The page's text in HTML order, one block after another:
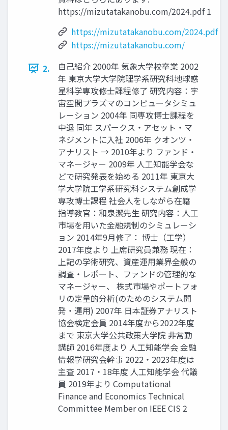
https://mizutatakanobu.com/2024.pdf 1
https://mizutatakanobu.com/2024.pdf
https://mizutatakanobu.com/
2.
自己紹介 2000年 気象大学校卒業 2002
年 東京大学大学院理学系研究科地球惑
星科学専攻修士課程修了 研究内容：宇
宙空間プラズマのコンピュータシミュ
レーション 2004年 同専攻博士課程を
中退 同年 スパークス・アセット・マ
ネジメントに入社 2006年 クオンツ・
アナリスト → 2010年より ファンド・
マネージャー 2009年 人工知能学会な
どで研究発表を始める 2011年 東京大
学大学院工学系研究科システム創成学
専攻博士課程 社会人をしながら在籍
指導教官：和泉潔先生 研究内容：人工
市場を用いた金融規制のシミュレーシ
ョン 2014年9月修了： 博士（工学）
2017年度より 上席研究員兼務 現在：
上記の学術研究、資産運用業界全般の
調査・レポート、ファンドの管理的な
マネージャー、 株式市場やポートフォ
リの定量的分析(のためのシステム開
発・運用) 2007年 日本証券アナリスト
協会検定会員 2014年度から2022年度
まで 東京大学公共政策大学院 非常勤
講師 2016年度より 人工知能学会 金融
情報学研究会幹事 2022・2023年度は
主査 2017・18年度 人工知能学会 代議
員 2019年より Computational
Finance and Economics Technical
Committee Member on IEEE CIS 2